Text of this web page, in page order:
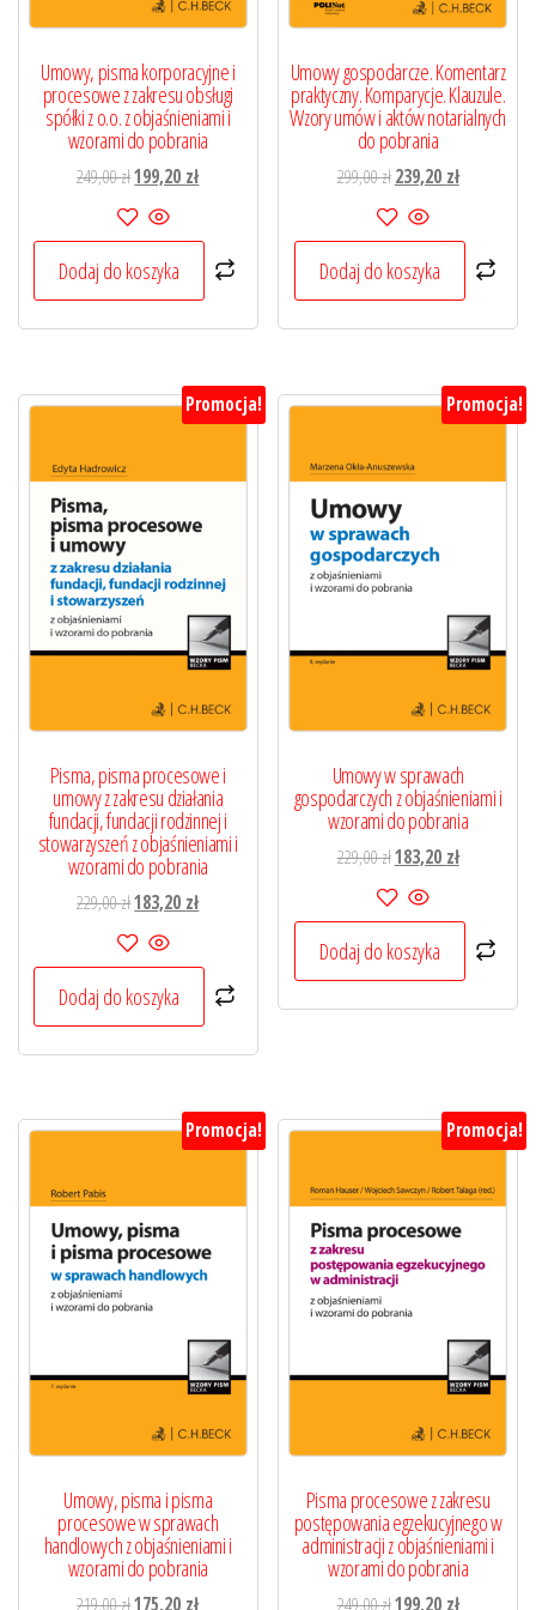
Umowy, pisma korporacyjne i
procesowe z zakresu obsługi
spółki z o.o. z objaśnieniami i
wzorami do pobrania
249,00złPierwotna
cena
wynosiła:
249,00 zł.
199,20 złAktualna
199,20 zł.
Dodaj do koszyka
Umowy gospodarcze. Komentarz
praktyczny. Komparycje. Klauzule.
Wzory umów i aktów notarialnych
do pobrania
299,00zł Pierwotna
cena
wynosiła:
299,00 zł.
239,20 złAktualna
239,20 zł.
Dodaj do koszyka
Promocja!
Pisma, pisma procesowe i
umowy z zakresu działania
fundacji, fundacji rodzinnej i
stowarzyszeń z objaśnieniami i
wzorami do pobrania
229,00złPierwotna
cena
wynosiła:
229,00 zł.
183,20 złAktualna
183,20 zł.
Dodaj do koszyka
Promocja!
Umowy w sprawach
gospodarczych z objaśnieniami i
wzorami do pobrania
229,00złPierwotna
cena
wynosiła:
229,00 zł.
183,20 złAktualna
183,20 zł.
Dodaj do koszyka
Promocja!
Umowy, pisma i pisma
procesowe w sprawach
handlowych z objaśnieniami i
wzorami do pobrania
PierwotnaAktualna
Promocja!
Pisma procesowe z zakresu
postępowania egzekucyjnego w
administracji z objaśnieniami i
wzorami do pobrania
PierwotnaAktualna